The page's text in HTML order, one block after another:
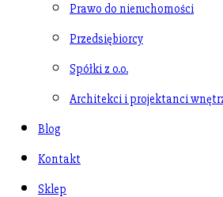
Prawo do nieruchomości
Przedsiębiorcy
Spółki z o.o.
Architekci i projektanci
Blog
Kontakt
Sklep